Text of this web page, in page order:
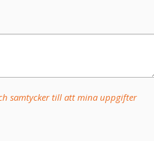
samtycker till att mina uppgifter